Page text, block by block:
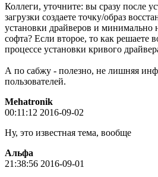
Коллеги, уточните: вы сразу после
загрузки создаете точку/образ
установки драйверов и минимально
софта? Если второе, то как решаете
процессе установки кривого
А по сабжу - полезно, не лишняя
пользователей.
Mehatronik
00:11:12 2016-09-02
Ну, это известная тема, вообще
Альфа
21:38:56 2016-09-01